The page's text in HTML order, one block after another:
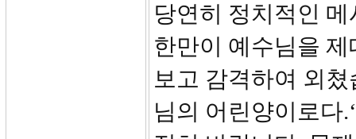
당연히 정치적인
한만이 예수님을
보고 감격하여 외
님의 어린양이로다